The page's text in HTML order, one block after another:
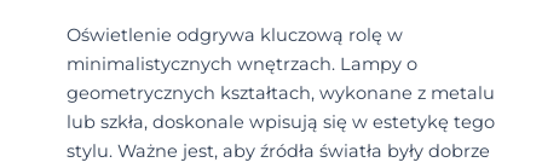
Oświetlenie odgrywa kluczową rolę w
minimalistycznych wnętrzach. Lampy o
geometrycznych kształtach, wykonane z metalu
lub szkła, doskonale wpisują się w estetykę tego
stylu. Ważne jest, aby źródła światła były dobrze